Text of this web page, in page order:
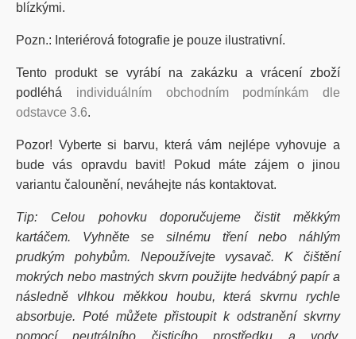
blízkými.
Pozn.: Interiérová fotografie je pouze ilustrativní.
Tento produkt se vyrábí na zakázku a vrácení zboží
podléhá individuálním obchodním podmínkám dle
odstavce 3.6.
Pozor! Vyberte si barvu, která vám nejlépe vyhovuje a
bude vás opravdu bavit! Pokud máte zájem o jinou
variantu čalounění, neváhejte nás kontaktovat.
Tip: Celou pohovku doporučujeme čistit měkkým
kartáčem. Vyhněte se silnému tření nebo náhlým
prudkým pohybům. Nepoužívejte vysavač. K čištění
mokrých nebo mastných skvrn použijte hedvábný papír a
následně vlhkou měkkou houbu, která skvrnu rychle
absorbuje. Poté můžete přistoupit k odstranění skvrny
pomocí neutrálního čisticího prostředku a vody.